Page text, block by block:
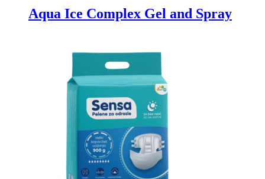
Aqua Ice Complex Gel and Spray